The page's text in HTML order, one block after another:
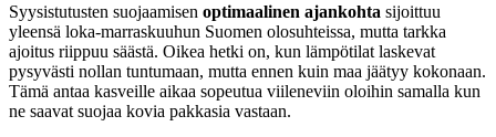
Syysistutusten suojaamisen optimaalinen ajankohta sijoittuu
yleensä loka-marraskuuhun Suomen olosuhteissa, mutta tarkka
ajoitus riippuu säästä. Oikea hetki on, kun lämpötilat laskevat
pysyvästi nollan tuntumaan, mutta ennen kuin maa jäätyy kokonaan.
Tämä antaa kasveille aikaa sopeutua viileneviin oloihin samalla kun
ne saavat suojaa kovia pakkasia vastaan.